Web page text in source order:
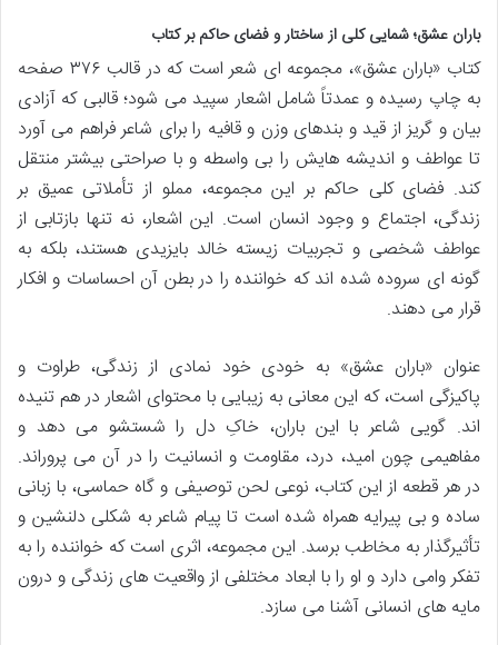
باران عشق؛ شمایی کلی از ساختار و فضای حاکم بر کتاب
کتاب «باران عشق»، مجموعه ای شعر است که در قالب ۳۷۶ صفحه
به چاپ رسیده و عمدتاً شامل اشعار سپید می شود؛ قالبی که آزادی
بیان و گریز از قید و بندهای وزن و قافیه را برای شاعر فراهم می آورد
تا عواطف و اندیشه هایش را بی واسطه و با صراحتی بیشتر منتقل
کند. فضای کلی حاکم بر این مجموعه، مملو از تأملاتی عمیق بر
زندگی، اجتماع و وجود انسان است. این اشعار، نه تنها بازتابی از
عواطف شخصی و تجربیات زیسته خالد بایزیدی هستند، بلکه به
گونه ای سروده شده اند که خواننده را در بطن آن احساسات و افکار
قرار می دهند.
عنوان «باران عشق» به خودی خود نمادی از زندگی، طراوت و
پاکیزگی است، که این معانی به زیبایی با محتوای اشعار در هم تنیده
اند. گویی شاعر با این باران، خاکِ دل را شستشو می دهد و
مفاهیمی چون امید، درد، مقاومت و انسانیت را در آن می پروراند.
در هر قطعه از این کتاب، نوعی لحن توصیفی و گاه حماسی، با زبانی
ساده و بی پیرایه همراه شده است تا پیام شاعر به شکلی دلنشین و
تأثیرگذار به مخاطب برسد. این مجموعه، اثری است که خواننده را به
تفکر وامی دارد و او را با ابعاد مختلفی از واقعیت های زندگی و درون
مایه های انسانی آشنا می سازد.